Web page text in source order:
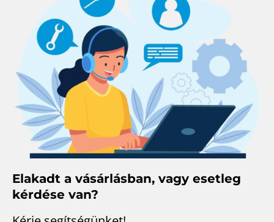
Elakadt a vásárlásban, vagy esetleg
kérdése van?